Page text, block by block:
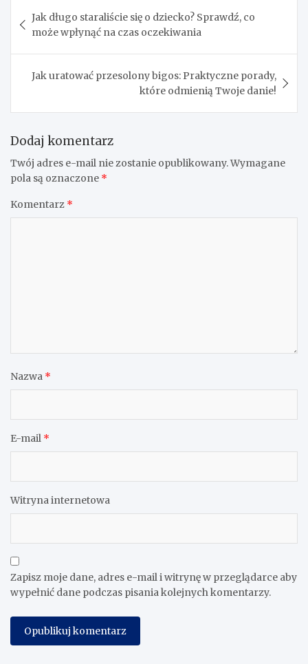
wpisu
Jak długo staraliście się o dziecko? Sprawdź, co
może wpłynąć na czas oczekiwania
Jak uratować przesolony bigos: Praktyczne porady,
które odmienią Twoje danie!
Dodaj komentarz
Twój adres e-mail nie zostanie opublikowany.Wymagane
pola są oznaczone *
Komentarz *
Nazwa *
E-mail *
Witryna internetowa
Zapisz moje dane, adres e-mail i witrynę w przeglądarce aby
wypełnić dane podczas pisania kolejnych komentarzy.